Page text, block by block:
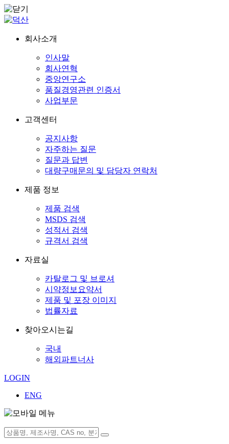
회사소개
인사말
회사연혁
중앙연구소
품질경영관련 인증서
사업부문
고객센터
공지사항
자주하는 질문
질문과 답변
대량구매문의 및 담당자 연락처
제품 정보
제품 검색
MSDS 검색
성적서 검색
규격서 검색
자료실
카탈로그 및 브로셔
시약정보요약서
제품 및 포장 이미지
법률자료
찾아오시는길
국내
해외파트너사
LOGIN
ENG